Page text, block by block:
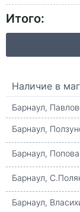
Итого:
Наличие в
Барнаул,
Барнаул,
Барнаул,
Барнаул,
Барнаул,